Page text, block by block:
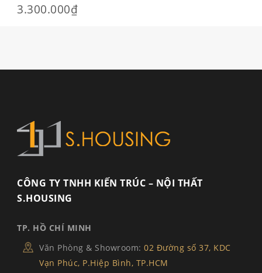
3.300.000₫
CÔNG TY TNHH KIẾN TRÚC – NỘI THẤT
S.HOUSING
TP. HỒ CHÍ MINH
Văn Phòng & Showroom: 02 Đường số 37, KDC
Vạn Phúc, P.Hiệp Bình, TP.HCM